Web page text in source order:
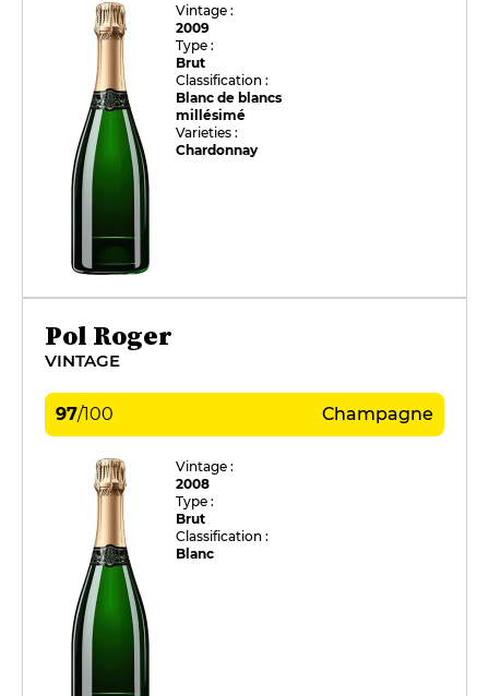
Vintage :
2009
Type :
Brut
Classification :
Blanc de blancs
millésimé
Varieties :
Chardonnay
Pol Roger
VINTAGE
97/100 Champagne
Vintage :
2008
Type :
Brut
Classification :
Blanc